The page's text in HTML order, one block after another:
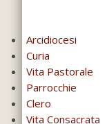
Arcidiocesi
Curia
Vita Pastorale
Parrocchie
Clero
Vita Consacrata